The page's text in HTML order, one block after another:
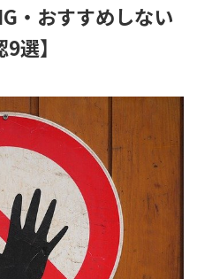
・おすすめしない
選】